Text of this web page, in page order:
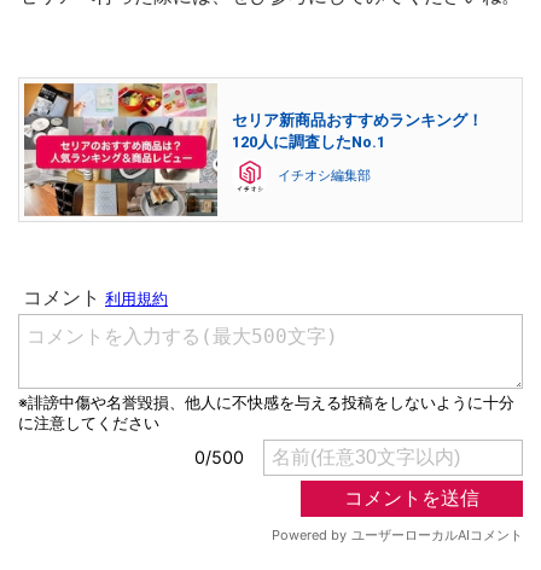
セリア新商品おすすめランキング！
120人に調査したNo.1
イチオシ編集部